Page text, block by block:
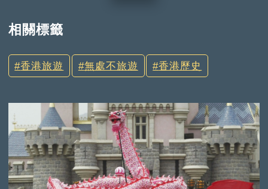
相關標籤
香港旅遊 無處不旅遊 香港歷史